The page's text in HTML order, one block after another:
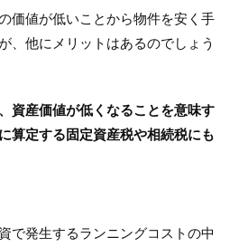
価値が低いことから物件を安く手
、他にメリットはあるのでしょう
資産価値が低くなることを意味す
算定する固定資産税や相続税にも
で発生するランニングコストの中